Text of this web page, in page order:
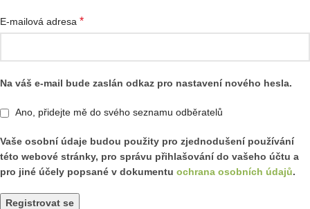
E-mailová adresa *
Na váš e-mail bude zaslán odkaz pro nastavení nového hesla.
Ano, přidejte mě do svého seznamu odběratelů
Vaše osobní údaje budou použity pro zjednodušení používání
této webové stránky, pro správu přihlašování do vašeho účtu a
pro jiné účely popsané v dokumentu ochrana osobních údajů.
Registrovat se